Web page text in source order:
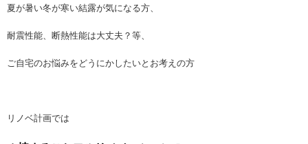
夏が暑い冬が寒い結露が気になる方、
耐震性能、断熱性能は大丈夫？等、
ご自宅のお悩みをどうにかしたいとお考えの方
リノベ計画では